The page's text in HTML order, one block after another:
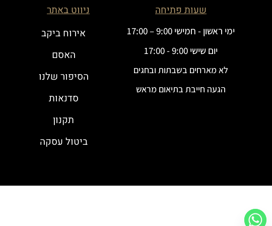
שעות פתיחה
ימי ראשון - חמישי 9:00 – 17:00
יום שישי 9:00 - 17:00
לא מארחים בשבתות ובחגים
הגעה חייבת בתיאום מראש
ניווט באתר
אירוח ביקב
האסם
הסיפור שלנו
סדנאות
תקנון
ביטול עסקה